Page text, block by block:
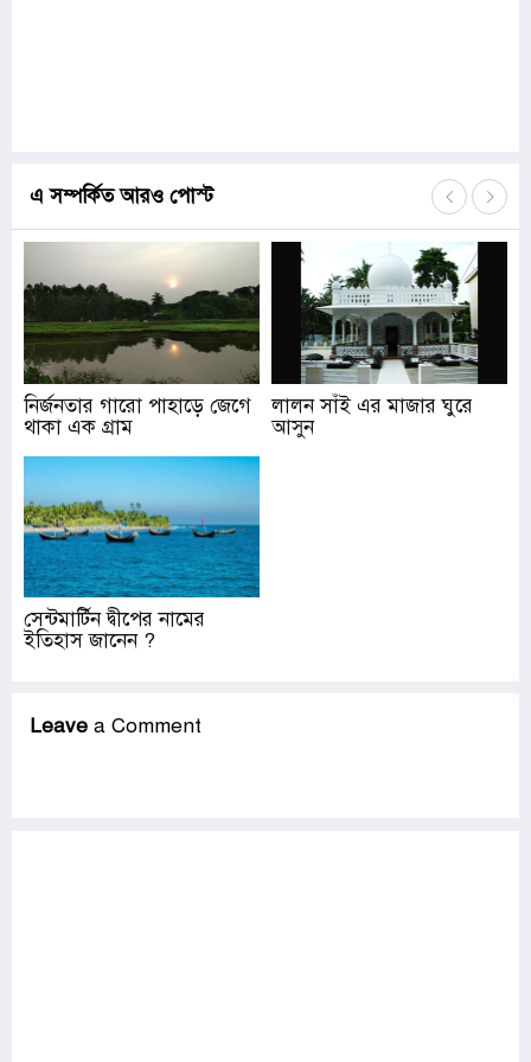
এ সম্পর্কিত আরও পোস্ট
নির্জনতার গারো পাহাড়ে জেগে
থাকা এক গ্রাম
লালন সাঁই এর মাজার ঘুরে
আসুন
সেন্টমার্টিন দ্বীপের নামের
ইতিহাস জানেন ?
Leave a Comment